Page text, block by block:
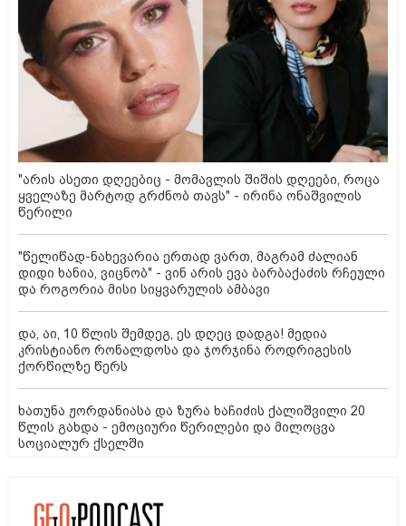
"არის ასეთი დღეებიც - მომავლის შიშის დღეები, როცა
ყველაზე მარტოდ გრძნობ თავს" - ირინა ონაშვილის
წერილი
"წელიწად-ნახევარია ერთად ვართ, მაგრამ ძალიან
დიდი ხანია, ვიცნობ" - ვინ არის ევა ბარბაქაძის რჩეული
და როგორია მისი სიყვარულის ამბავი
და, აი, 10 წლის შემდეგ, ეს დღეც დადგა! მედია
კრისტიანო რონალდოსა და ჯორჯინა როდრიგესის
ქორწილზე წერს
ხათუნა ჟორდანიასა და ზურა ხაჩიძის ქალიშვილი 20
წლის გახდა - ემოციური წერილები და მილოცვა
სოციალურ ქსელში